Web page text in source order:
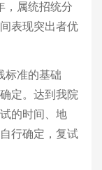
，属统招统分
表现突出者优
标准的基础
定。达到我院
的时间、地
行确定，复试